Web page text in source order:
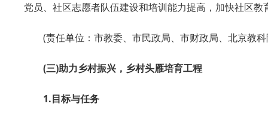
党员、社区志愿者队伍建设和培训能力提高，加快社区教
(责任单位：市教委、市民政局、市财政局、北京教
(三)助力乡村振兴，乡村头雁培育工程
1.目标与任务